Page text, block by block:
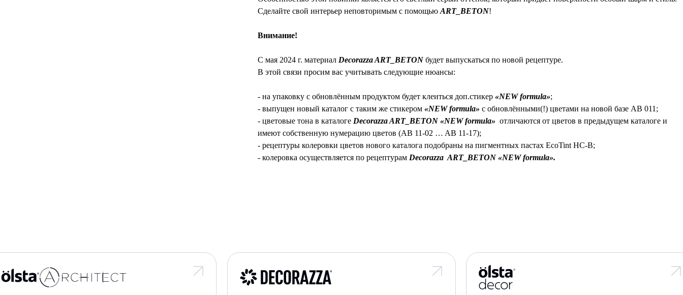
Сделайте свой интерьер неповторимым с помощью ART_BETON!
Внимание!
С мая 2024 г. материал Decorazza ART_BETON будет выпускаться по новой рецептуре.
В этой связи просим вас учитывать следующие нюансы:
- на упаковку с обновлённым продуктом будет клеиться доп.стикер «NEW formula»;
- выпущен новый каталог с таким же стикером «NEW formula» с обновлёнными(!) цветами на новой базе AB 011;
- цветовые тона в каталоге Decorazza ART_BETON «NEW formula» отличаются от цветов в предыдущем каталоге и
имеют собственную нумерацию цветов (AB 11-02 … AB 11-17);
- рецептуры колеровки цветов нового каталога подобраны на пигментных пастах EcoTint HC-B;
- колеровка осуществляется по рецептурам Decorazza ART_BETON «NEW formula».